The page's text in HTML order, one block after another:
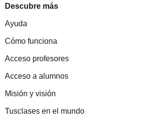
Descubre más
Ayuda
Cómo funciona
Acceso profesores
Acceso a alumnos
Misión y visión
Tusclases en el mundo